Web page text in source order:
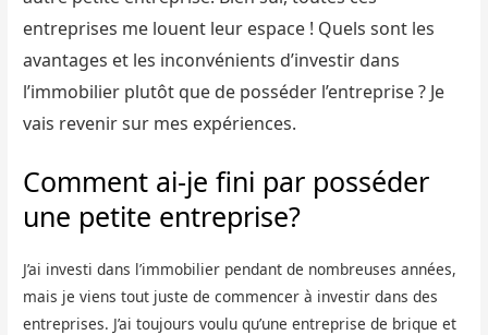
entreprises me louent leur espace ! Quels sont les
avantages et les inconvénients d’investir dans
l’immobilier plutôt que de posséder l’entreprise ? Je
vais revenir sur mes expériences.
Comment ai-je fini par posséder
une petite entreprise?
J’ai investi dans l’immobilier pendant de nombreuses années,
mais je viens tout juste de commencer à investir dans des
entreprises. J’ai toujours voulu qu’une entreprise de brique et